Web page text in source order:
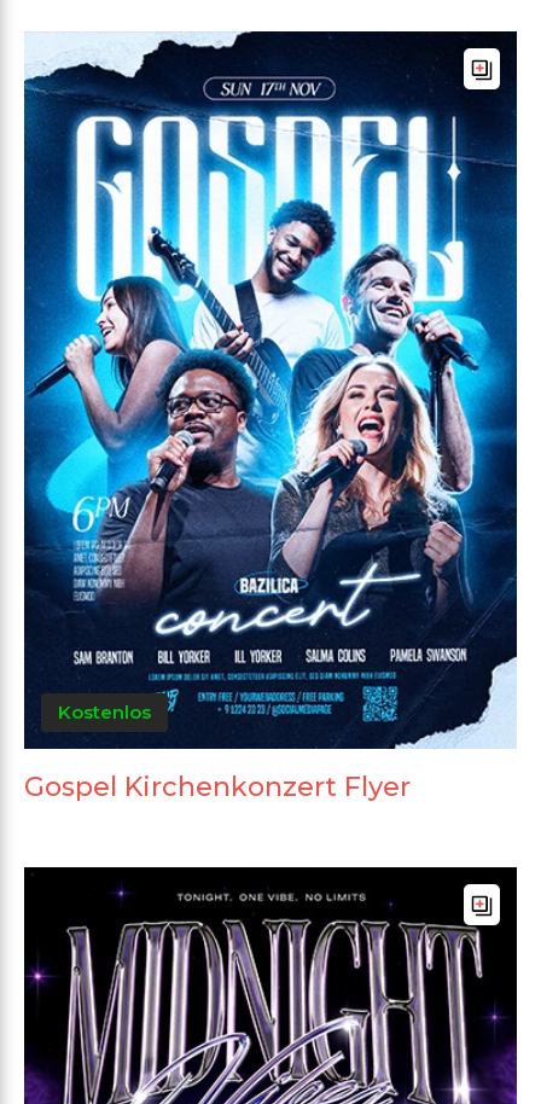
Kostenlos
Gospel Kirchenkonzert Flyer